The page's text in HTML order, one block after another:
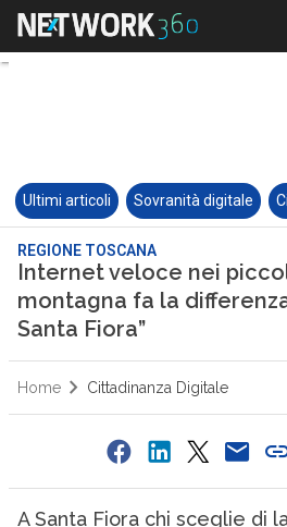
Ultimi articoli Sovranità digitale
REGIONE TOSCANA
Internet veloce nei
montagna fa la
Santa Fiora”
Home Cittadinanza Digitale
A Santa Fiora chi sceglie di